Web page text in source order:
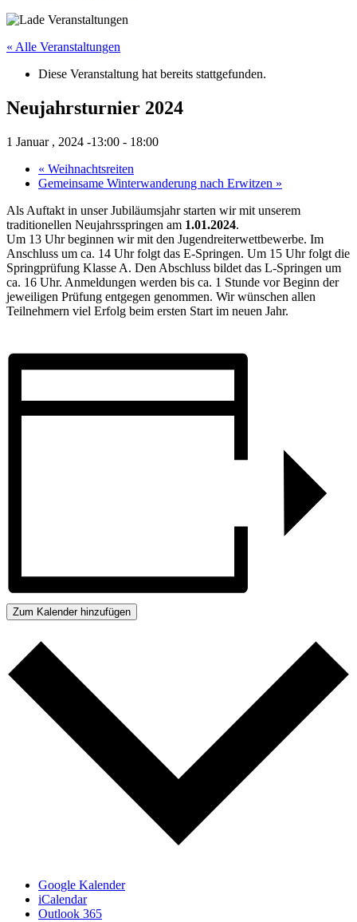
« Alle Veranstaltungen
Diese Veranstaltung hat bereits stattgefunden.
Neujahrsturnier 2024
1 Januar , 2024 -13:00 - 18:00
« Weihnachtsreiten
Gemeinsame Winterwanderung nach Erwitzen »
Als Auftakt in unser Jubiläumsjahr starten wir mit unserem
traditionellen Neujahrsspringen am 1.01.2024.
Um 13 Uhr beginnen wir mit den Jugendreiterwettbewerbe. Im
Anschluss um ca. 14 Uhr folgt das E-Springen. Um 15 Uhr folgt die
Springprüfung Klasse A. Den Abschluss bildet das L-Springen um
ca. 16 Uhr. Anmeldungen werden bis ca. 1 Stunde vor Beginn der
jeweiligen Prüfung entgegen genommen. Wir wünschen allen
Teilnehmern viel Erfolg beim ersten Start im neuen Jahr.
Zum Kalender hinzufügen
Google Kalender
iCalendar
Outlook 365